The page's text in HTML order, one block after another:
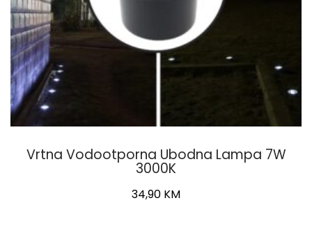
Vrtna Vodootporna Ubodna Lampa 7W
3000K
34,90 KM